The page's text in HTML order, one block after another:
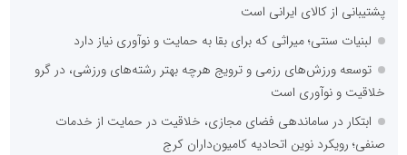
پشتیبانی از کالای ایرانی است
لبنیات سنتی؛ میراثی که برای بقا به حمایت و نوآوری نیاز دارد
توسعه ورزش‌های رزمی و ترویج هرچه بهتر رشته‌های ورزشی، در گرو
خلاقیت و نوآوری است
ابتکار در ساماندهی فضای مجازی، خلاقیت در حمایت از خدمات
صنفی؛ رویکرد نوین اتحادیه کامیون‌داران کرج